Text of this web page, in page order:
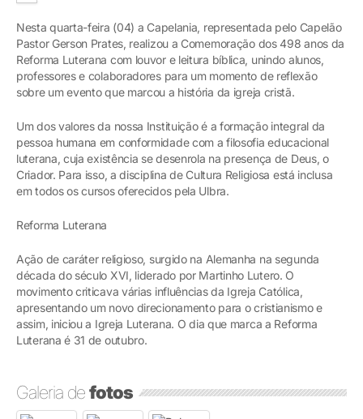
Nesta quarta-feira (04) a Capelania, representada pelo Capelão
Pastor Gerson Prates, realizou a Comemoração dos 498 anos da
Reforma Luterana com louvor e leitura bíblica, unindo alunos,
professores e colaboradores para um momento de reflexão
sobre um evento que marcou a história da igreja cristã.
Um dos valores da nossa Instituição é a formação integral da
pessoa humana em conformidade com a filosofia educacional
luterana, cuja existência se desenrola na presença de Deus, o
Criador. Para isso, a disciplina de Cultura Religiosa está inclusa
em todos os cursos oferecidos pela Ulbra.
Reforma Luterana
Ação de caráter religioso, surgido na Alemanha na segunda
década do século XVI, liderado por Martinho Lutero. O
movimento criticava várias influências da Igreja Católica,
apresentando um novo direcionamento para o cristianismo e
assim, iniciou a Igreja Luterana. O dia que marca a Reforma
Luterana é 31 de outubro.
Galeria defotos